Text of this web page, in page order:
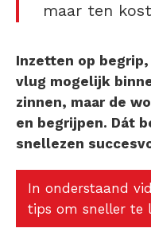
maar ten
Inzetten op
vlug mogelijk
zinnen, maar de
en begrijpen. Dát
snellezen
In onderstaand
tips om sneller te